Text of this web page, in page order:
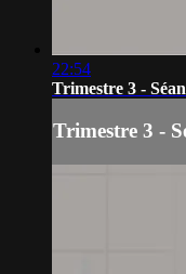
22:54
Trimestre 3 -
Trimestre 3 -